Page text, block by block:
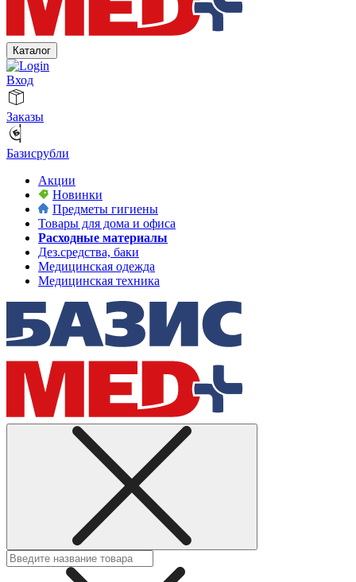
Каталог
Вход
Заказы
Базисрубли
Акции
Новинки
Предметы гигиены
Товары для дома и офиса
Расходные материалы
Дез.средства, баки
Медицинская одежда
Медицинская техника